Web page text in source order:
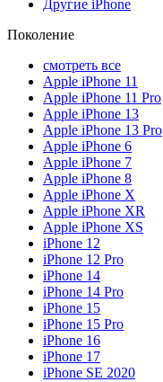
Другие iPhone
Поколение
смотреть все
Apple iPhone 11
Apple iPhone 11 Pro
Apple iPhone 13
Apple iPhone 13 Pro
Apple iPhone 6
Apple iPhone 7
Apple iPhone 8
Apple iPhone X
Apple iPhone XR
Apple iPhone XS
iPhone 12
iPhone 12 Pro
iPhone 14
iPhone 14 Pro
iPhone 15
iPhone 15 Pro
iPhone 16
iPhone 17
iPhone SE 2020